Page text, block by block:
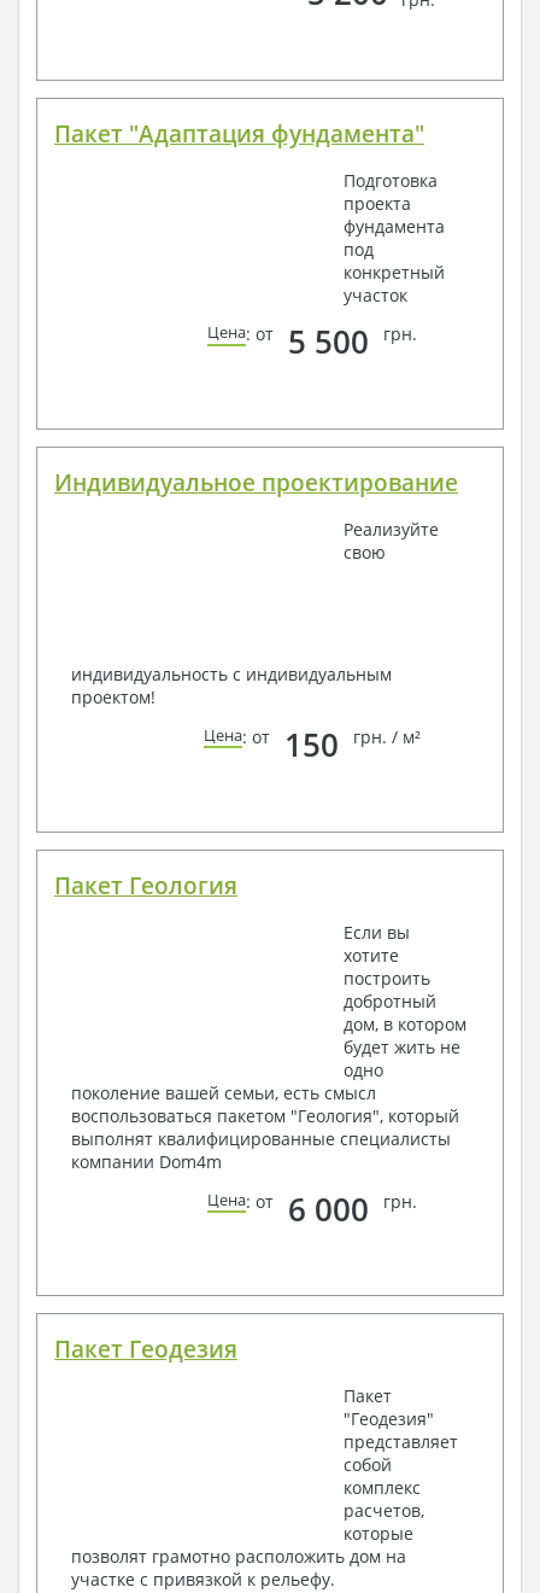
Пакет "Адаптация фундамента"
Подготовка
проекта
фундамента
под
конкретный
участок
Цена: от 5 500 грн.
Индивидуальное проектирование
Реализуйте
свою
индивидуальность с индивидуальным
проектом!
Цена: от 150 грн. / м²
Пакет Геология
Если вы
хотите
построить
добротный
дом, в котором
будет жить не
одно
поколение вашей семьи, есть смысл
воспользоваться пакетом "Геология", который
выполнят квалифицированные специалисты
компании Dom4m
Цена: от 6 000 грн.
Пакет Геодезия
Пакет
"Геодезия"
представляет
собой
комплекс
расчетов,
которые
позволят грамотно расположить дом на
участке с привязкой к рельефу.